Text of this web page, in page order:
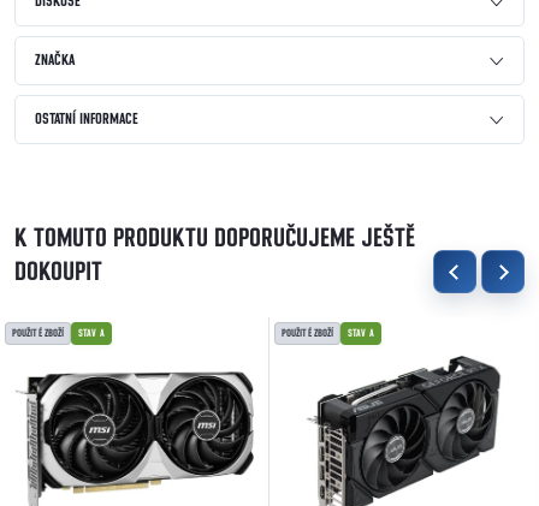
ZNAČKA
OSTATNÍ INFORMACE
K TOMUTO PRODUKTU DOPORUČUJEME JEŠTĚ
DOKOUPIT
POUŽITÉ ZBOŽÍ STAV A POUŽITÉ ZBOŽÍ STAV A